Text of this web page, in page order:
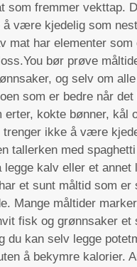
som fremmer vekttap.
å være kjedelig som
mat har elementer som
bør prøve
og selv om
som er bedre når
erter, kokte bønner, kål
trenger ikke å være
tallerken med
legge kalv eller et
et sunt måltid som
Mange måltider
fisk og grønnsaker et
du kan selv legge
å bekymre kalorier.